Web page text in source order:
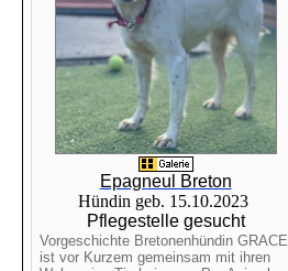
Epagneul Breton
Hündin geb. 15.10.2023
Pflegestelle gesucht
Vorgeschichte Bretonenhündin GRACE
ist vor Kurzem gemeinsam mit ihren